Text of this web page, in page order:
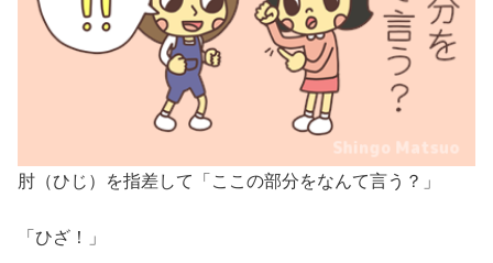
肘（ひじ）を指差して「ここの部分をなんて言う？」
「ひざ！」